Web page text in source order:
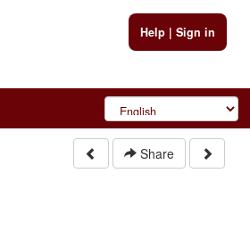
Help| Sign in
Share